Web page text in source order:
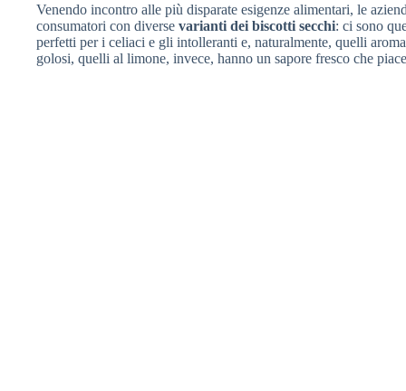
Venendo incontro alle più disparate esigenze alimentari, le
consumatori con diverse varianti dei biscotti secchi: ci sono
perfetti per i celiaci e gli intolleranti e, naturalmente, quelli
golosi, quelli al limone, invece, hanno un sapore fresco che